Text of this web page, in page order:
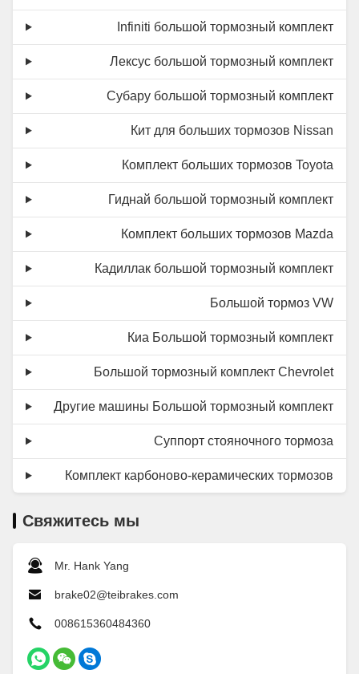
Infiniti большой тормозный комплект
Лексус большой тормозный комплект
Субару большой тормозный комплект
Кит для больших тормозов Nissan
Комплект больших тормозов Toyota
Гиднай большой тормозный комплект
Комплект больших тормозов Mazda
Кадиллак большой тормозный комплект
Большой тормоз VW
Киа Большой тормозный комплект
Большой тормозный комплект Chevrolet
Другие машины Большой тормозный комплект
Суппорт стояночного тормоза
Комплект карбоново-керамических тормозов
Свяжитесь мы
Mr. Hank Yang
brake02@teibrakes.com
008615360484360